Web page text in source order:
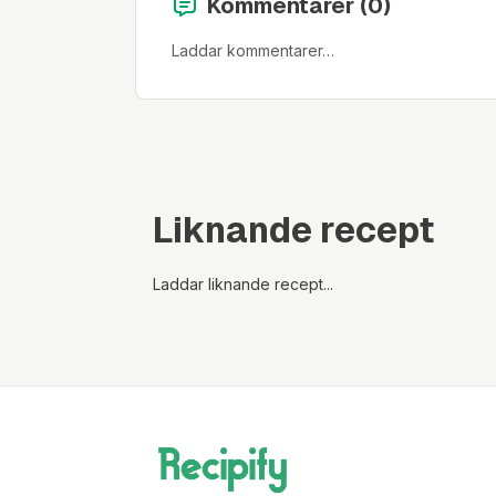
Laddar kommentarer…
Liknande recept
Laddar liknande recept...